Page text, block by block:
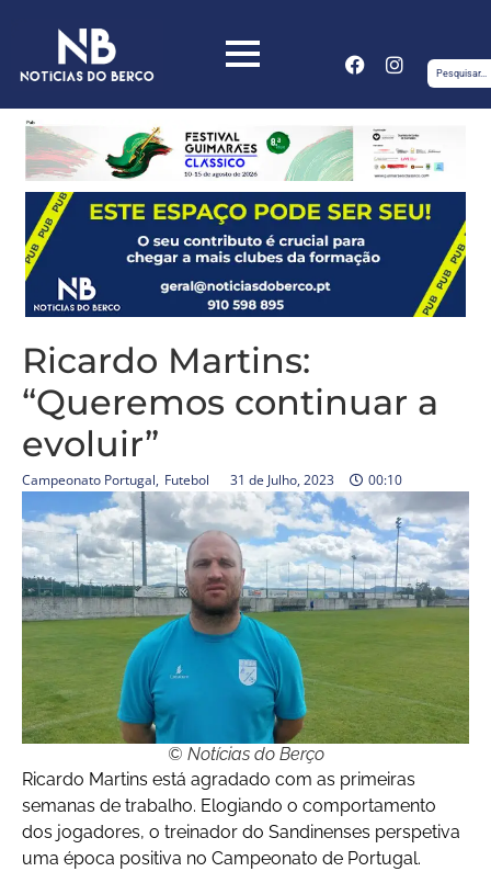
Ricardo Martins:
“Queremos continuar a
evoluir”
Campeonato Portugal, Futebol 31 de Julho, 2023 00:10
© Notícias do Berço
Ricardo Martins está agradado com as primeiras
semanas de trabalho. Elogiando o comportamento
dos jogadores, o treinador do Sandinenses perspetiva
uma época positiva no Campeonato de Portugal.